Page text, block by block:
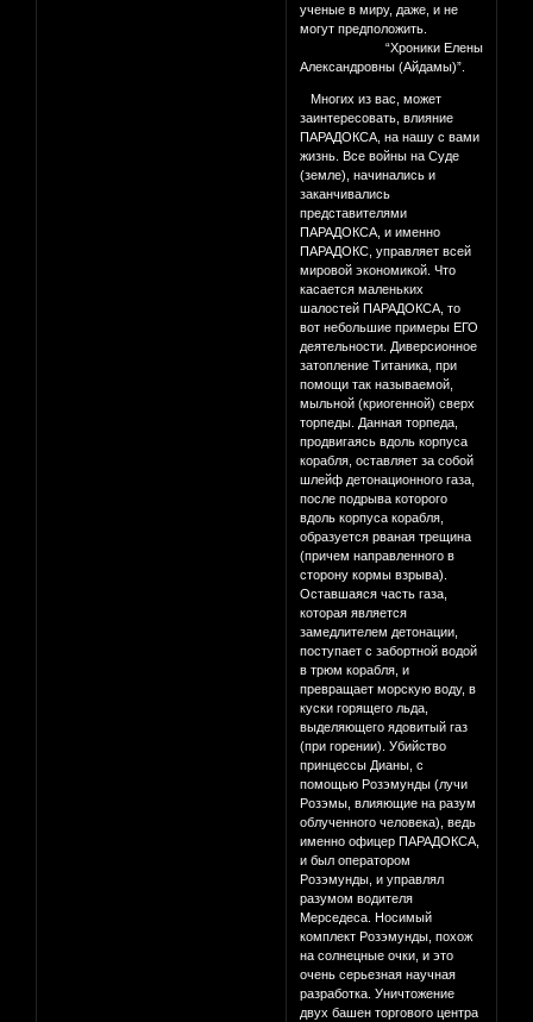
ученые в миру, даже, и не
могут предположить.
“Хроники Елены
Александровны (Айдамы)”.
Многих из вас, может
заинтересовать, влияние
ПАРАДОКСА, на нашу с вами
жизнь. Все войны на Суде
(земле), начинались и
заканчивались
представителями
ПАРАДОКСА, и именно
ПАРАДОКС, управляет всей
мировой экономикой. Что
касается маленьких
шалостей ПАРАДОКСА, то
вот небольшие примеры ЕГО
деятельности. Диверсионное
затопление Титаника, при
помощи так называемой,
мыльной (криогенной) сверх
торпеды. Данная торпеда,
продвигаясь вдоль корпуса
корабля, оставляет за собой
шлейф детонационного газа,
после подрыва которого
вдоль корпуса корабля,
образуется рваная трещина
(причем направленного в
сторону кормы взрыва).
Оставшаяся часть газа,
которая является
замедлителем детонации,
поступает с забортной водой
в трюм корабля, и
превращает морскую воду, в
куски горящего льда,
выделяющего ядовитый газ
(при горении). Убийство
принцессы Дианы, с
помощью Розэмунды (лучи
Розэмы, влияющие на разум
облученного человека), ведь
именно офицер ПАРАДОКСА,
и был оператором
Розэмунды, и управлял
разумом водителя
Мерседеса. Носимый
комплект Розэмунды, похож
на солнецные очки, и это
очень серьезная научная
разработка. Уничтожение
двух башен торгового центра